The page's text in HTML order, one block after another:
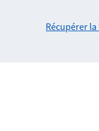
Récupérer